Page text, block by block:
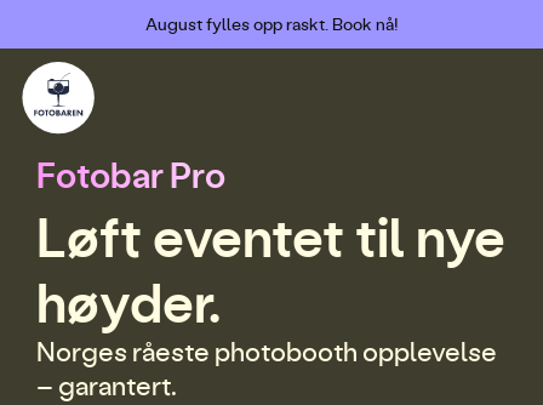
August fylles opp raskt. Book nå!
slaget
Fotobar Pro
Løft eventet til nye
høyder.
Norges råeste photobooth opplevelse
– garantert.